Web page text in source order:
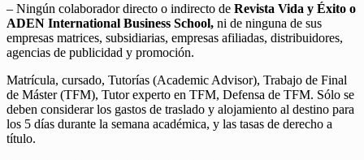
– Ningún colaborador directo o indirecto de Revista Vida y Éxito o
ADEN International Business School, ni de ninguna de sus
empresas matrices, subsidiarias, empresas afiliadas, distribuidores,
agencias de publicidad y promoción.
Matrícula, cursado, Tutorías (Academic Advisor), Trabajo de Final
de Máster (TFM), Tutor experto en TFM, Defensa de TFM. Sólo se
deben considerar los gastos de traslado y alojamiento al destino para
los 5 días durante la semana académica, y las tasas de derecho a
título.